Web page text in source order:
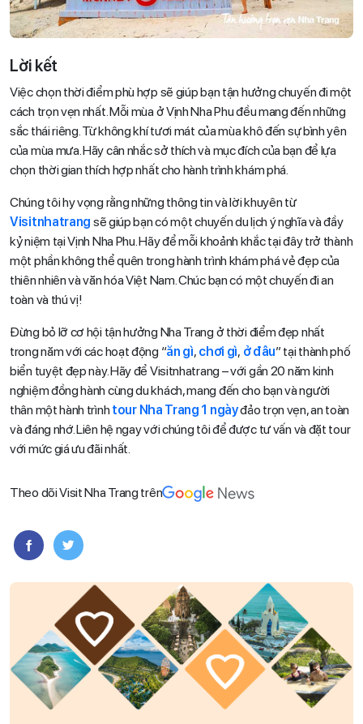
Lời kết
Việc chọn thời điểm phù hợp sẽ giúp bạn tận hưởng chuyến đi một
cách trọn vẹn nhất. Mỗi mùa ở Vịnh Nha Phu đều mang đến những
sắc thái riêng. Từ không khí tươi mát của mùa khô đến sự bình yên
của mùa mưa. Hãy cân nhắc sở thích và mục đích của bạn để lựa
chọn thời gian thích hợp nhất cho hành trình khám phá.
Chúng tôi hy vọng rằng những thông tin và lời khuyên từ
Visitnhatrang sẽ giúp bạn có một chuyến du lịch ý nghĩa và đầy
kỷ niệm tại Vịnh Nha Phu. Hãy để mỗi khoảnh khắc tại đây trở thành
một phần không thể quên trong hành trình khám phá vẻ đẹp của
thiên nhiên và văn hóa Việt Nam. Chúc bạn có một chuyến đi an
toàn và thú vị!
Đừng bỏ lỡ cơ hội tận hưởng Nha Trang ở thời điểm đẹp nhất
trong năm với các hoạt động “ăn gì, chơi gì, ở đâu” tại thành phố
biển tuyệt đẹp này. Hãy để Visitnhatrang – với gần 20 năm kinh
nghiệm đồng hành cùng du khách, mang đến cho bạn và người
thân một hành trình tour Nha Trang 1 ngàyđảo trọn vẹn, an toàn
và đáng nhớ. Liên hệ ngay với chúng tôi để được tư vấn và đặt tour
với mức giá ưu đãi nhất.
Theo dõi Visit Nha Trang trên